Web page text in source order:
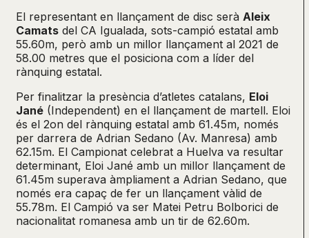
El representant en llançament de disc serà Aleix
Camats del CA Igualada, sots-campió estatal amb
55.60m, però amb un millor llançament al 2021 de
58.00 metres que el posiciona com a líder del
rànquing estatal.
Per finalitzar la presència d’atletes catalans, Eloi
Jané (Independent) en el llançament de martell. Eloi
és el 2on del rànquing estatal amb 61.45m, només
per darrera de Adrian Sedano (Av. Manresa) amb
62.15m. El Campionat celebrat a Huelva va resultar
determinant, Eloi Jané amb un millor llançament de
61.45m superava àmpliament a Adrian Sedano, que
només era capaç de fer un llançament vàlid de
55.78m. El Campió va ser Matei Petru Bolborici de
nacionalitat romanesa amb un tir de 62.60m.